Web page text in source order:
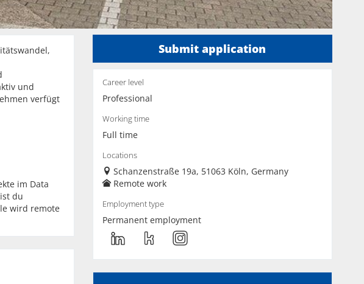
und
verfügt
im Data
du
wird remote
Submit application
Career level
Professional
Working time
Full time
Locations
Schanzenstraße 19a, 51063 Köln, Germany
Remote work
Employment type
Permanent employment